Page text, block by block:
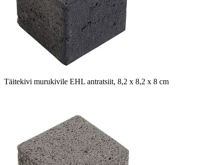
Täitekivi murukivile EHL antratsiit, 8,2 x 8,2 x 8 cm